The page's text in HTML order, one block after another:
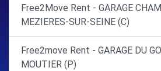
Free2Move Rent - GARAGE
MEZIERES-SUR-SEINE (C)
Free2move Rent - GARAGE DU
MOUTIER (P)